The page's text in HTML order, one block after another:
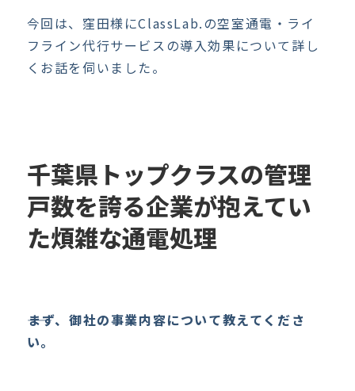
今回は、窪田様にClassLab.の空室通電・ライ
フライン代行サービスの導入効果について詳し
くお話を伺いました。
千葉県トップクラスの管理
戸数を誇る企業が抱えてい
た煩雑な通電処理
――まず、御社の事業内容について教えてくださ
い。